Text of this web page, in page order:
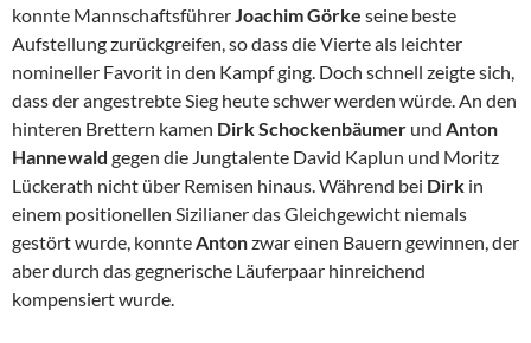
konnte MannschaftsführerJoachim Görke seine beste
Aufstellung zurückgreifen, so dass die Vierte als leichter
nomineller Favorit in den Kampf ging. Doch schnell zeigte sich,
dass der angestrebte Sieg heute schwer werden würde. An den
hinteren Brettern kamen Dirk Schockenbäumer und Anton
Hannewald gegen die Jungtalente David Kaplun und Moritz
Lückerath nicht über Remisen hinaus. Während bei Dirk in
einem positionellen Sizilianer das Gleichgewicht niemals
gestört wurde, konnteAntonzwar einen Bauern gewinnen, der
aber durch das gegnerische Läuferpaar hinreichend
kompensiert wurde.